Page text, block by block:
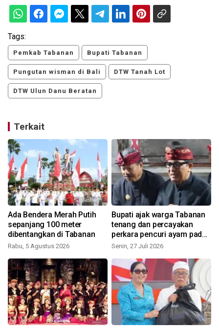
Tags:
Pemkab Tabanan Bupati Tabanan
Pungutan wisman di Bali DTW Tanah Lot
DTW Ulun Danu Beratan
Terkait
Ada Bendera Merah Putih
sepanjang 100 meter
dibentangkan di Tabanan
Rabu, 5 Agustus 2026
Bupati ajak warga Tabanan
tenang dan percayakan
perkara pencuri ayam pada
hukum
Senin, 27 Juli 2026